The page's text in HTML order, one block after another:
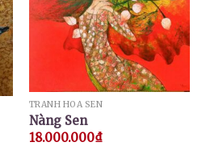
TRANH HOA SEN
Nàng Sen
18.000.000₫